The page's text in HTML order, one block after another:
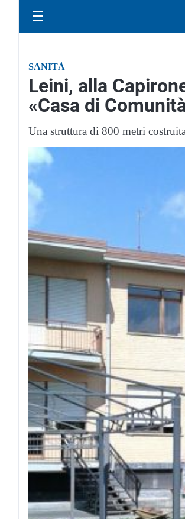
☰
SANITÀ
Leini, alla
«Casa di
Una struttura di 800 metri